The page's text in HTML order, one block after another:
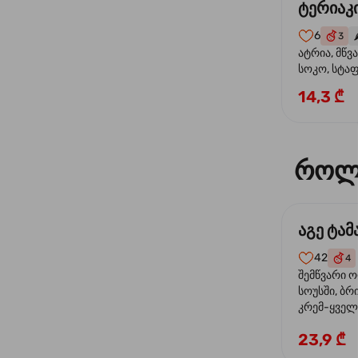
6 3
ატრია,
სოკო,
ტერიაკის
14,3 ₾
აგე
42 4
შემწვარი
სოუსში,
კრემ-
23,9 ₾